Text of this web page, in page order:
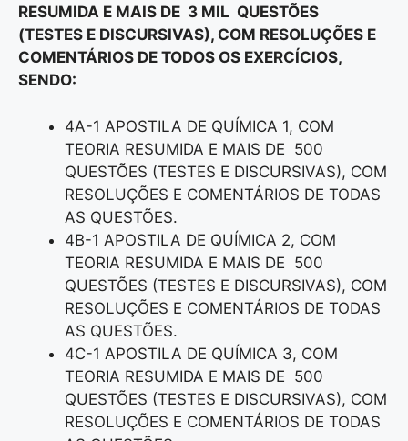
RESUMIDA E MAIS DE 3 MIL QUESTÕES
(TESTES E DISCURSIVAS), COM RESOLUÇÕES E
COMENTÁRIOS DE TODOS OS EXERCÍCIOS,
SENDO:
4A-1 APOSTILA DE QUÍMICA 1, COM
TEORIA RESUMIDA E MAIS DE 500
QUESTÕES (TESTES E DISCURSIVAS), COM
RESOLUÇÕES E COMENTÁRIOS DE TODAS
AS QUESTÕES.
4B-1 APOSTILA DE QUÍMICA 2, COM
TEORIA RESUMIDA E MAIS DE 500
QUESTÕES (TESTES E DISCURSIVAS), COM
RESOLUÇÕES E COMENTÁRIOS DE TODAS
AS QUESTÕES.
4C-1 APOSTILA DE QUÍMICA 3, COM
TEORIA RESUMIDA E MAIS DE 500
QUESTÕES (TESTES E DISCURSIVAS), COM
RESOLUÇÕES E COMENTÁRIOS DE TODAS